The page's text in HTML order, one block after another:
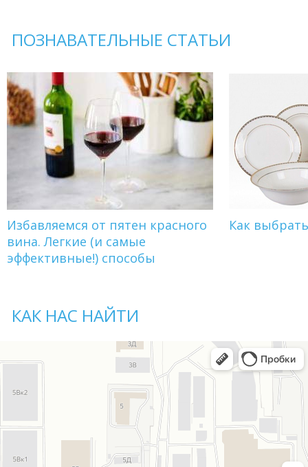
ПОЗНАВАТЕЛЬНЫЕ СТАТЬИ
Избавляемся от пятен красного
вина. Легкие (и самые
эффективные!) способы
Как
КАК НАС НАЙТИ